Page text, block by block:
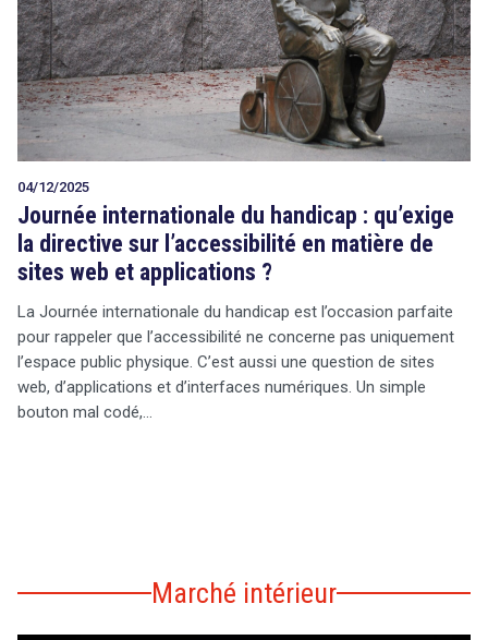
04/12/2025
Journée internationale du handicap : qu’exige
la directive sur l’accessibilité en matière de
sites web et applications ?
La Journée internationale du handicap est l’occasion parfaite
pour rappeler que l’accessibilité ne concerne pas uniquement
l’espace public physique. C’est aussi une question de sites
web, d’applications et d’interfaces numériques. Un simple
bouton mal codé,…
Marché intérieur